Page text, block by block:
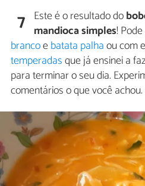
7 Este é o resultado do
mandioca simples!
brancoebatata palhaou com
temperadasque já ensinei a
para terminar o seu dia.
comentários o que você